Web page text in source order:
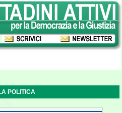
POLITICA